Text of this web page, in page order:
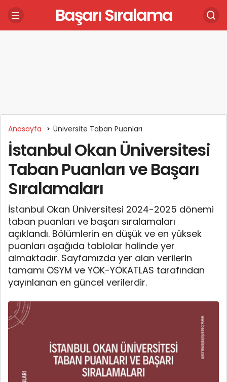
Başarı Sıralama
Anasayfa Üniversite Taban Puanları
İstanbul Okan Üniversitesi
Taban Puanları ve Başarı
Sıralamaları
İstanbul Okan Üniversitesi 2024-2025 dönemi
taban puanları ve başarı sıralamaları
açıklandı. Bölümlerin en düşük ve en yüksek
puanları aşağıda tablolar halinde yer
almaktadır. Sayfamızda yer alan verilerin
tamamı ÖSYM ve YÖK-YÖKATLAS tarafından
yayınlanan en güncel verilerdir.